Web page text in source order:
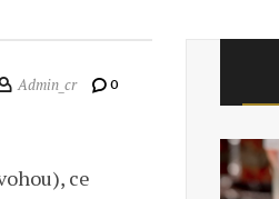
Admin_cr 0
ce